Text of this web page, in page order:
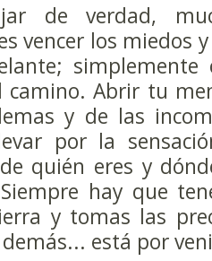
de verdad,
vencer los miedos
Abrir tu
y de las
por la
quién eres y
hay que
y tomas las
está por